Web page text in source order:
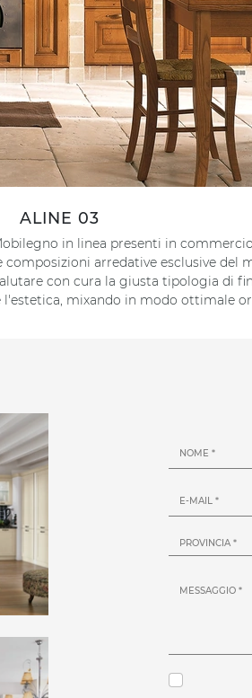
ALINE 03
in linea presenti in
arredative esclusive
con cura la giusta tipologia di
mixando in modo ottimale